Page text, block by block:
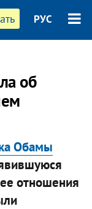
РУС
об
Обамы
отношения